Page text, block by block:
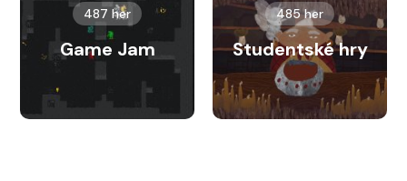
487 her
Game Jam
485 her
Studentské hry